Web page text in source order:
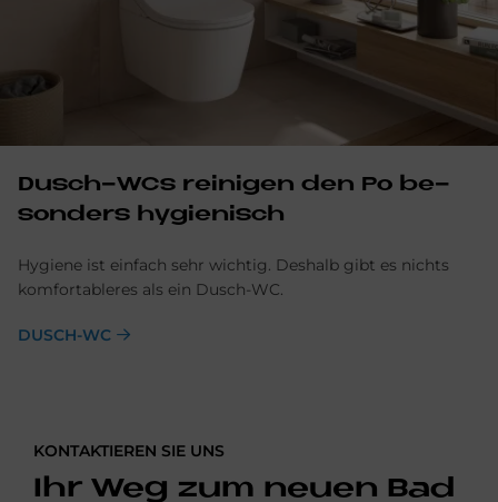
Dusch-WCs rei­ni­gen den Po be­
son­ders hy­gie­nisch
Hygiene ist einfach sehr wichtig. Deshalb gibt es nichts
komfortableres als ein Dusch-WC.
DUSCH-WC
KONTAKTIEREN SIE UNS
Ihr Weg zum neuen Bad